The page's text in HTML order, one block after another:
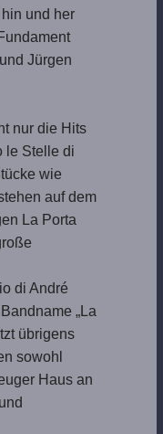
und her
Jürgen
nur die Hits
le Stelle di
wie
auf dem
La Porta
di André
„La
übrigens
sowohl
Haus an